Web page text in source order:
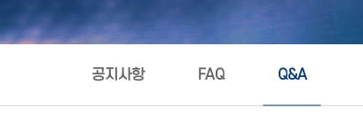
공지사항 FAQ Q&A